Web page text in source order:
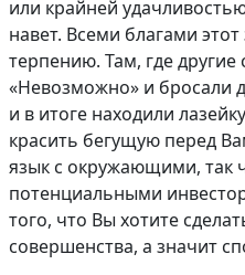
или крайней
навет. Всеми благами
терпению. Там, где
«Невозможно» и бросали
и в итоге находили
красить бегущую перед
язык с окружающими, так
потенциальными
того, что Вы хотите
совершенства, а значит